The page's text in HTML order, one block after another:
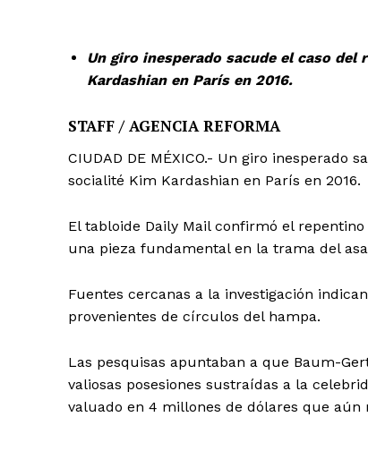
Un giro inesperado sacude el caso
Kardashian en París en 2016.
STAFF / AGENCIA REFORMA
CIUDAD DE MÉXICO.- Un giro
socialité Kim Kardashian en París en 2016.
El tabloide Daily Mail confirmó el
una pieza fundamental en la trama del
Fuentes cercanas a la investigación
provenientes de círculos del hampa.
Las pesquisas apuntaban a que Baum-
valiosas posesiones sustraídas a la
valuado en 4 millones de dólares que aún